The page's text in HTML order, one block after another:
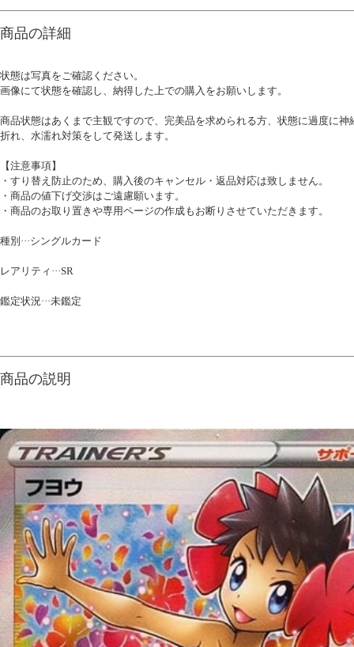
商品の詳細
状態は写真をご確認ください。
画像にて状態を確認し、納得した上での購入をお願いします。
商品状態はあくまで主観ですので、完美品を求められる方、状態に過度に
折れ、水濡れ対策をして発送します。
【注意事項】
・すり替え防止のため、購入後のキャンセル・返品対応は致しません。
・商品の値下げ交渉はご遠慮願います。
・商品のお取り置きや専用ページの作成もお断りさせていただきます。
種別···シングルカード
レアリティ···SR
鑑定状況···未鑑定
商品の説明